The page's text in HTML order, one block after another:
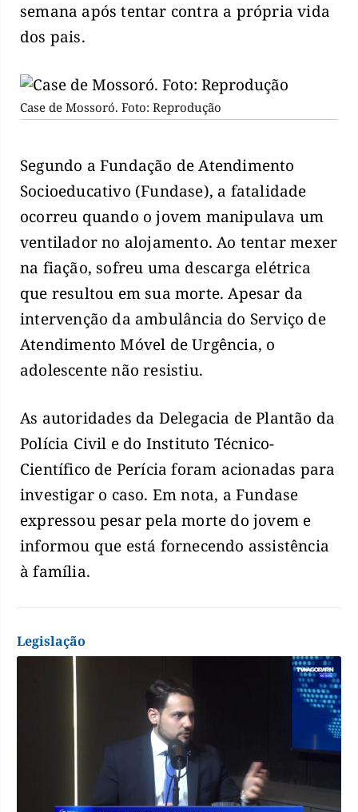
semana após tentar contra a própria vida
dos pais.
Case de Mossoró. Foto: Reprodução
Segundo a Fundação de Atendimento
Socioeducativo (Fundase), a fatalidade
ocorreu quando o jovem manipulava um
ventilador no alojamento. Ao tentar mexer
na fiação, sofreu uma descarga elétrica
que resultou em sua morte. Apesar da
intervenção da ambulância do Serviço de
Atendimento Móvel de Urgência, o
adolescente não resistiu.
As autoridades da Delegacia de Plantão da
Polícia Civil e do Instituto Técnico-
Científico de Perícia foram acionadas para
investigar o caso. Em nota, a Fundase
expressou pesar pela morte do jovem e
informou que está fornecendo assistência
à família.
Legislação